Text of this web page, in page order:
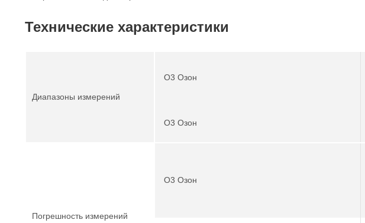
Технические характеристики
Диапазоны измерений
O3 Озон
O3 Озон
Погрешность измерений
O3 Озон